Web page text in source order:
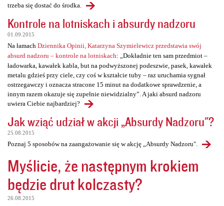
trzeba się dostać do środka.
Kontrole na lotniskach i absurdy nadzoru
01.09.2015
Na łamach Dziennika Opinii, Katarzyna Szymielewicz przedstawia swój
absurd nadzoru – kontrole na lotniskach: „Dokładnie ten sam przedmiot –
ładowarka, kawałek kabla, but na podwyższonej podeszwie, pasek, kawałek
metalu gdzieś przy ciele, czy coś w kształcie tuby – raz uruchamia sygnał
ostrzegawczy i oznacza stracone 15 minut na dodatkowe sprawdzenie, a
innym razem okazuje się zupełnie niewidzialny”. A jaki absurd nadzoru
uwiera Ciebie najbardziej?
Jak wziąć udział w akcji „Absurdy Nadzoru"?
25.08.2015
Poznaj 5 sposobów na zaangażowanie się w akcję „Absurdy Nadzoru".
Myślicie, że następnym krokiem
będzie drut kolczasty?
26.08.2015